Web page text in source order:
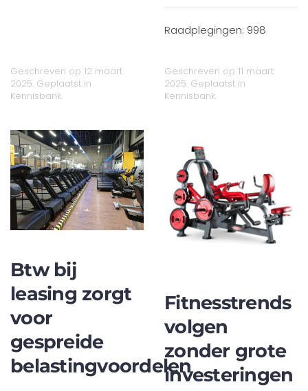
Raadplegingen: 998
Geschreven op 12 maart
2025. Geplaatst in
Kennisbank.
Btw bij
leasing zorgt
voor
gespreide
belastingvoordelen
Geschreven op 11 maart
2025. Geplaatst in
Kennisbank.
Fitnesstrends
volgen
zonder grote
investeringen